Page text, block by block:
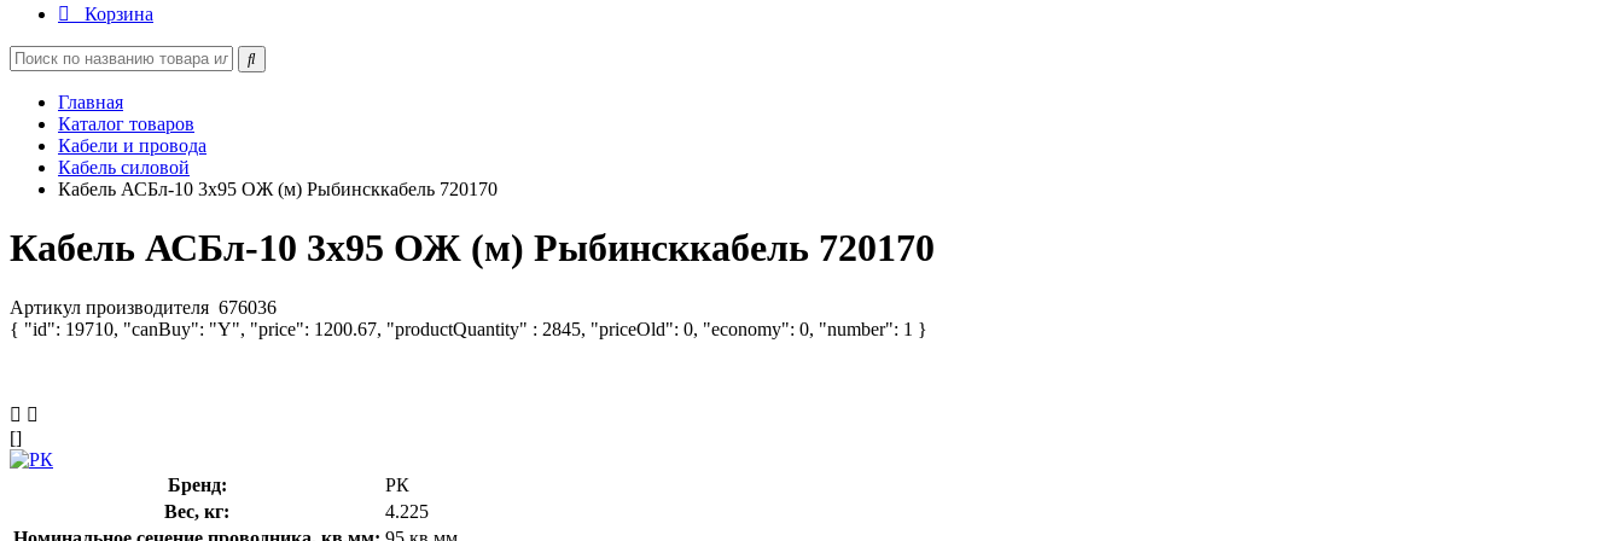
Корзина
Главная
Каталог товаров
Кабели и провода
Кабель силовой
Кабель АСБл-10 3х95 ОЖ (м) Рыбинсккабель 720170
Кабель АСБл-10 3х95 ОЖ (м) Рыбинсккабель 720170
Артикул производителя 676036
{ "id": 19710, "canBuy": "Y", "price": 1200.67, "productQuantity" : 2845, "priceOld": 0, "economy": 0, "number": 1 }
[]
Бренд:
РК
Вес, кг:
4.225